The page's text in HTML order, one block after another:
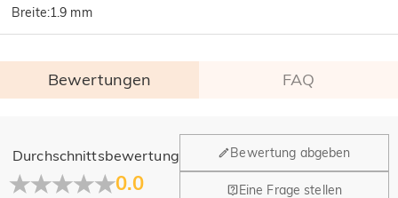
Breite:1.9 mm
Bewertungen FAQ
Durchschnittsbewertung
0.0
Bewertung abgeben
Eine Frage stellen
Allgemein
Wo befindet sich Ihr Unternehmen?